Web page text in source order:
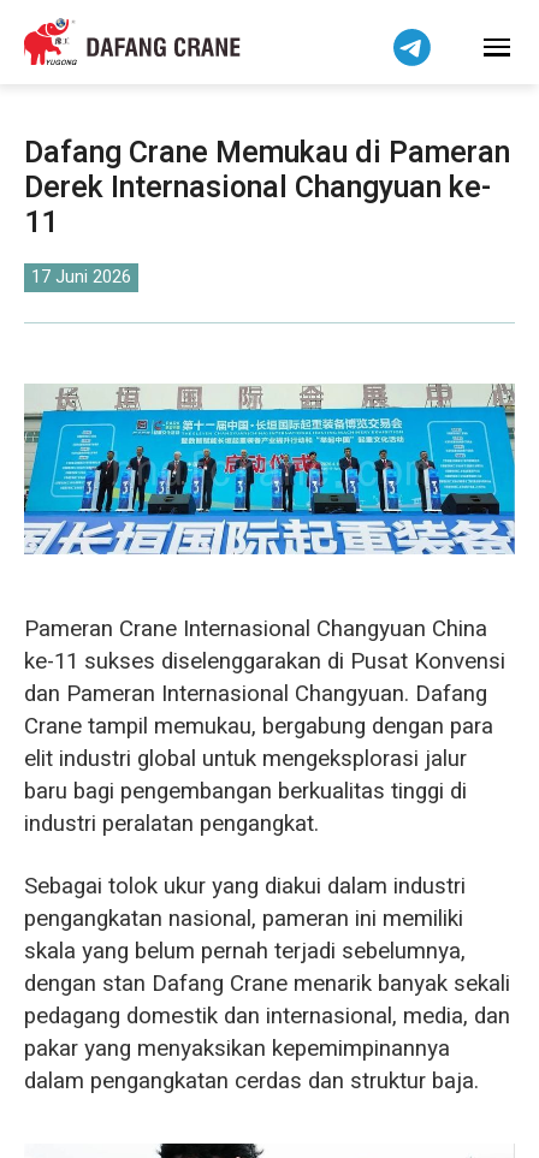
Dafang Crane Memukau di Pameran
Derek Internasional Changyuan ke-
11
17 Juni 2026
Pameran Crane Internasional Changyuan China
ke-11 sukses diselenggarakan di Pusat Konvensi
dan Pameran Internasional Changyuan. Dafang
Crane tampil memukau, bergabung dengan para
elit industri global untuk mengeksplorasi jalur
baru bagi pengembangan berkualitas tinggi di
industri peralatan pengangkat.
Sebagai tolok ukur yang diakui dalam industri
pengangkatan nasional, pameran ini memiliki
skala yang belum pernah terjadi sebelumnya,
dengan stan Dafang Crane menarik banyak sekali
pedagang domestik dan internasional, media, dan
pakar yang menyaksikan kepemimpinannya
dalam pengangkatan cerdas dan struktur baja.
हिन्दी
Bahasa Melayu
বাংলা
فارسی
Pilipino
اردو
Українська
Беларуская мова
Kiswahili
Dansk
Norsk
O‘zbekcha